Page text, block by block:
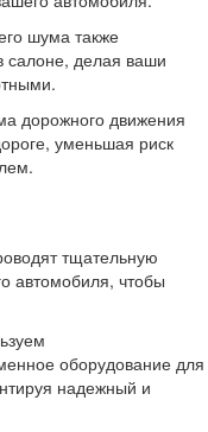
шума также
салоне, делая ваши
дорожного движения
уменьшая риск
тщательную
автомобиля, чтобы
оборудование для
надежный и